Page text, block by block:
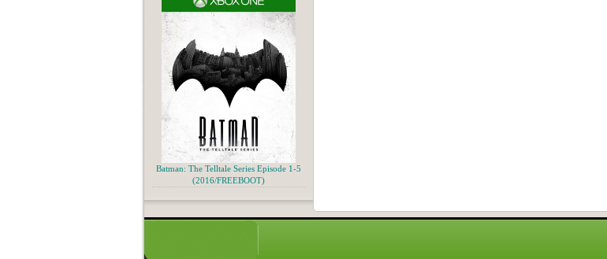
Batman: The Telltale Series Episode 1-5
(2016/FREEBOOT)